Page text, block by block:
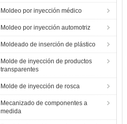
Moldeo por inyección médico
Moldeo por inyección automotriz
Moldeado de inserción de plástico
Molde de inyección de productos
transparentes
Molde de inyección de rosca
Mecanizado de componentes a
medida